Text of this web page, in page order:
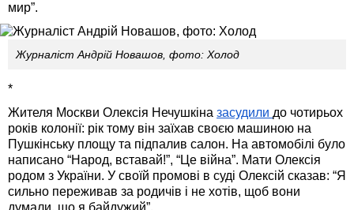
мир”.
Журналіст Андрій Новашов, фото: Холод
*
Жителя Москви Олексія Нечушкіна засудили до чотирьох
років колонії: рік тому він заїхав своєю машиною на
Пушкінську площу та підпалив салон. На автомобілі було
написано “Народ, вставай!”, “Це війна”. Мати Олексія
родом з України. У своїй промові в суді Олексій сказав: “Я
сильно переживав за родичів і не хотів, щоб вони